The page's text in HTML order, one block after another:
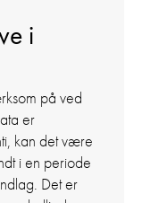
i
på ved
er
kan det være
i en periode
Det er